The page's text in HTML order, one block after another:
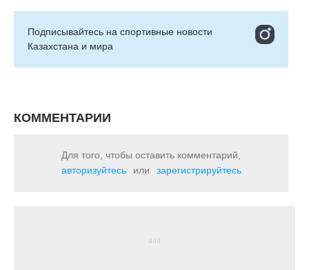
Подписывайтесь на cпортивные новости
Казахстана и мира
КОММЕНТАРИИ
Для того, чтобы оставить комментарий,
авторизуйтесь
или зарегистрируйтесь